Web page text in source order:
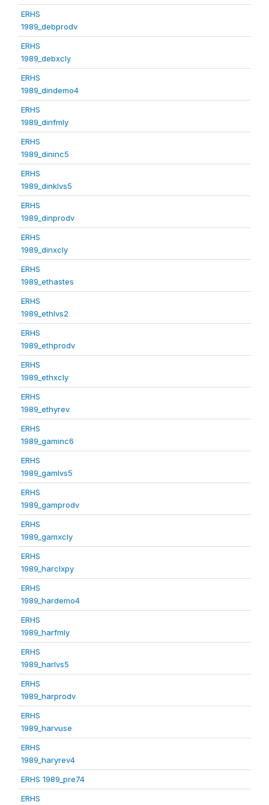
ERHS
1989_debprodv
ERHS
1989_debxcly
ERHS
1989_dindemo4
ERHS
1989_dinfmly
ERHS
1989_dininc5
ERHS
1989_dinklvs5
ERHS
1989_dinprodv
ERHS
1989_dinxcly
ERHS
1989_ethastes
ERHS
1989_ethlvs2
ERHS
1989_ethprodv
ERHS
1989_ethxcly
ERHS
1989_ethyrev
ERHS
1989_gaminc6
ERHS
1989_gamlvs5
ERHS
1989_gamprodv
ERHS
1989_gamxcly
ERHS
1989_harclxpy
ERHS
1989_hardemo4
ERHS
1989_harfmly
ERHS
1989_harlvs5
ERHS
1989_harprodv
ERHS
1989_harvuse
ERHS
1989_haryrev4
ERHS 1989_pre74
ERHS